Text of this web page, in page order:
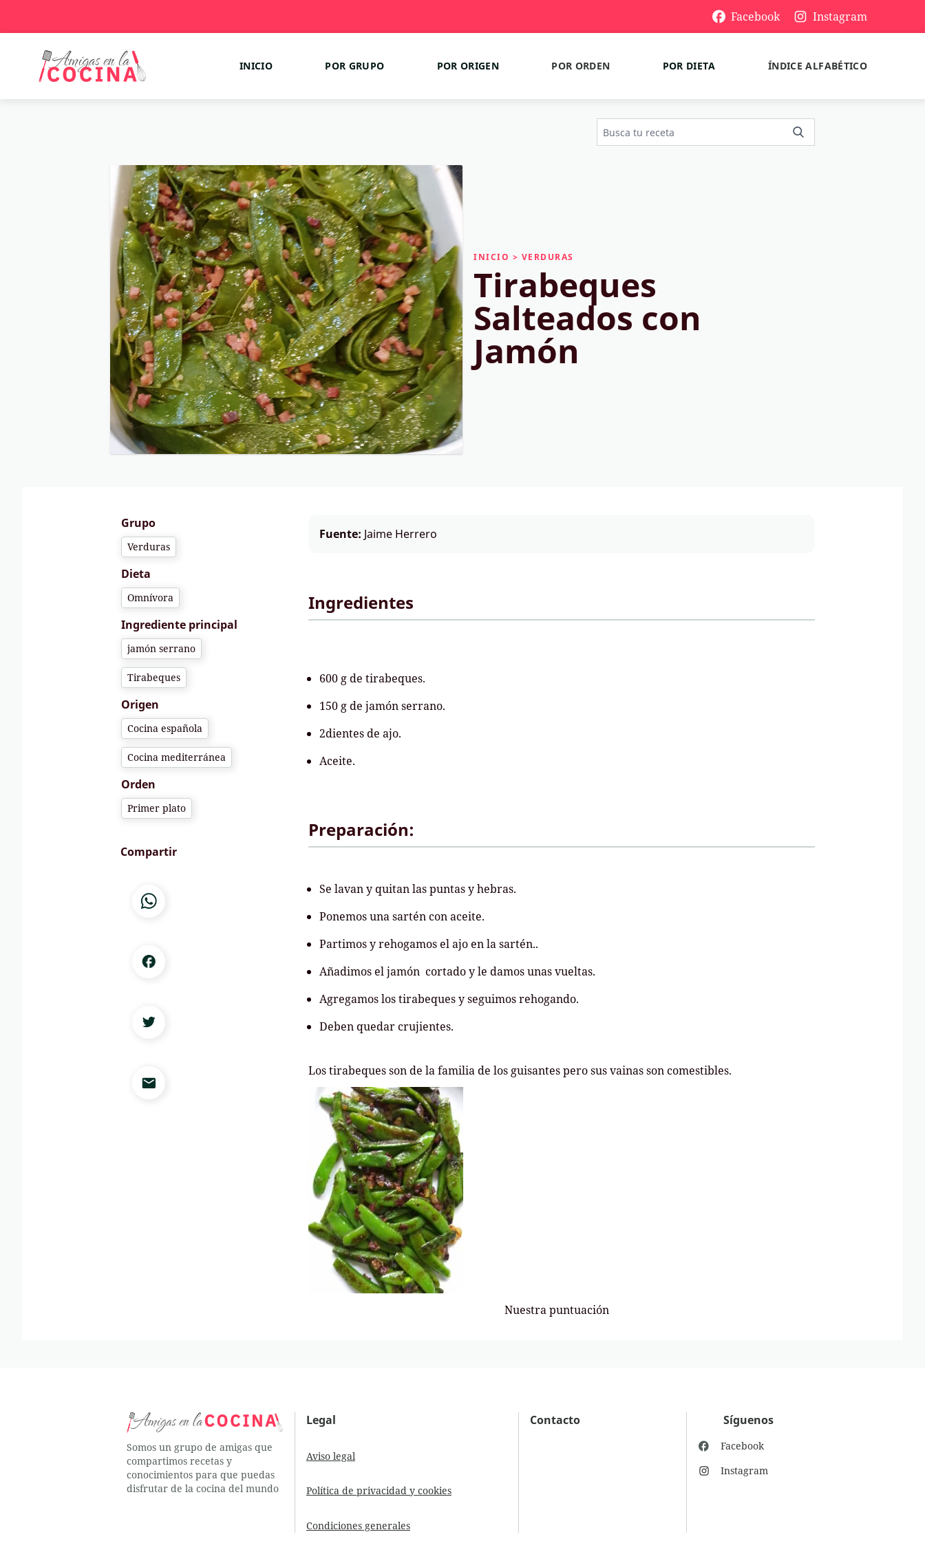
Facebook Instagram
INICIO POR GRUPO POR ORIGEN POR ORDEN POR DIETA ÍNDICE ALFABÉTICO
INICIO > VERDURAS
Tirabeques
Salteados con
Jamón
Grupo
Verduras
Dieta
Omnívora
Ingrediente principal
jamón serrano
Tirabeques
Origen
Cocina española
Cocina mediterránea
Orden
Primer plato
Compartir
Fuente: Jaime Herrero
Ingredientes
600 g de tirabeques.
150 g de jamón serrano.
2dientes de ajo.
Aceite.
Preparación:
Se lavan y quitan las puntas y hebras.
Ponemos una sartén con aceite.
Partimos y rehogamos el ajo en la sartén..
Añadimos el jamón cortado y le damos unas vueltas.
Agregamos los tirabeques y seguimos rehogando.
Deben quedar crujientes.
Los tirabeques son de la familia de los guisantes pero sus vainas son comestibles.
Nuestra puntuación
Somos un grupo de amigas que
compartimos recetas y
conocimientos para que puedas
disfrutar de la cocina del mundo
Legal
Aviso legal
Política de privacidad y cookies
Condiciones generales
Contacto Síguenos
Facebook
Instagram